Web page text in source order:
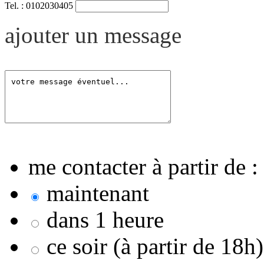
Tel. : 0102030405
ajouter un message
me contacter à partir de :
maintenant
dans 1 heure
ce soir (à partir de 18h)